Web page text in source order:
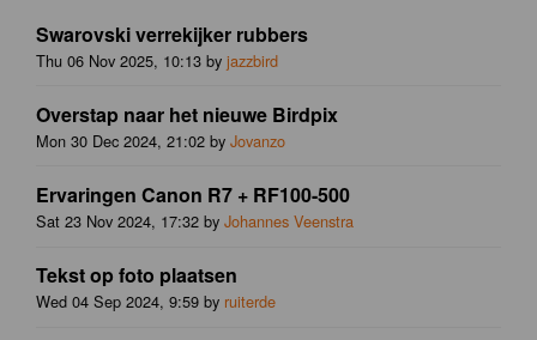
Swarovski verrekijker rubbers
Thu 06 Nov 2025, 10:13 by jazzbird
Overstap naar het nieuwe Birdpix
Mon 30 Dec 2024, 21:02 by Jovanzo
Ervaringen Canon R7 + RF100-500
Sat 23 Nov 2024, 17:32 by Johannes Veenstra
Tekst op foto plaatsen
Wed 04 Sep 2024, 9:59 by ruiterde